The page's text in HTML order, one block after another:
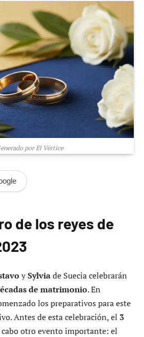
por El Vértice
de los reyes de
ySylviade Suecia celebrarán
de matrimonio. En
los preparativos para este
Antes de esta celebración, el 3
cabo otro evento importante: el